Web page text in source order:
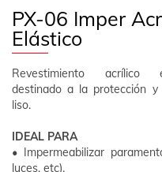
PX-06 Imper
Elástico
Revestimiento acrílico
destinado a la protección y
liso.
IDEAL PARA
• Impermeabilizar
luces, etc).